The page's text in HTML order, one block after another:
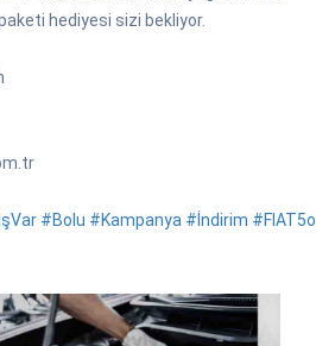
hediyesi sizi bekliyor.
#Bolu #Kampanya #İndirim